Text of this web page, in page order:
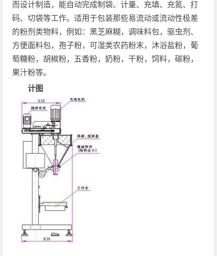
而设计制造，能自动完成制袋、计量、充填、充氮、打
码、切袋等工作。适用于包装那些易流动或流动性极差
的粉剂类物料，例如：黑芝麻糊，调味料包，驱虫剂、
方便面料包，孢子粉，可湿类农药粉末，沐浴盐粉，葡
萄糖粉，胡椒粉，五香粉，奶粉，干粉，饲料，碳粉，
果汁粉等。
计图